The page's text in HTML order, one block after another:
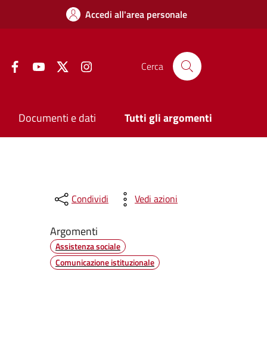
Accedi all'area personale
FacebookYouTube Twitter Cerca
Documenti e dati Tutti gli argomenti
Condividi Vedi azioni
Argomenti
Assistenza sociale
Comunicazione istituzionale